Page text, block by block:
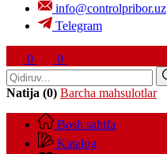
info@controlpribor.uz
Telegram
0 0
Natija (0) Barcha mahsulotlar
Bosh sahifa
Katalog